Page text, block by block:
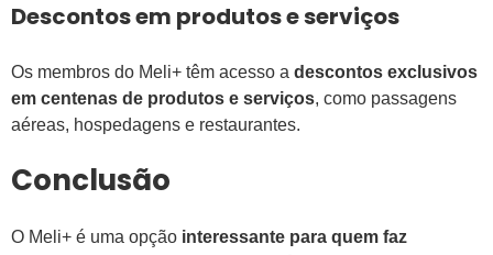
Descontos em produtos e serviços
Os membros do Meli+ têm acesso a descontos exclusivos
em centenas de produtos e serviços, como passagens
aéreas, hospedagens e restaurantes.
Conclusão
O Meli+ é uma opção interessante para quem faz